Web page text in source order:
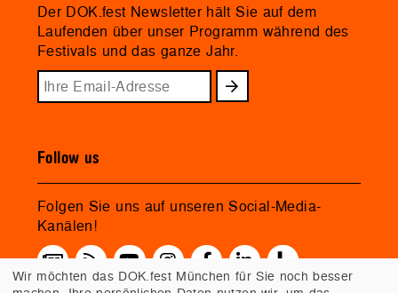
Der DOK.fest Newsletter hält Sie auf dem
Laufenden über unser Programm während des
Festivals und das ganze Jahr.
Follow us
Folgen Sie uns auf unseren Social-Media-
Kanälen!
Wir möchten das DOK.fest München für Sie noch besser